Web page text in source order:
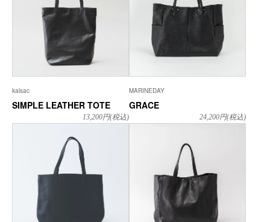
kalsac
SIMPLE LEATHER TOTE
13,200円(税込)
MARINEDAY
GRACE
24,200円(税込)